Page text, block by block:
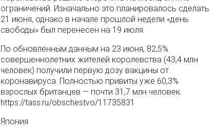
ограничений. Изначально это планировалось сделать
21 июня, однако в начале прошлой недели «день
свободы» был перенесен на 19 июля.
По обновленным данным на 23 июня, 82,5%
совершеннолетних жителей королевства (43,4 млн
человек) получили первую дозу вакцины от
коронавируса. Полностью привиты уже 60,3%
взрослых британцев — почти 31,7 млн человек.
https://tass.ru/obschestvo/11735831
Япония